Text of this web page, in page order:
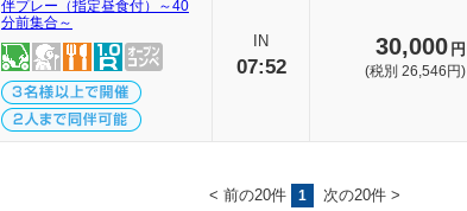
伴プレー（指定昼食付）～40
分前集合～
IN
07:52
30,000円
(税別 26,546円)
< 前の20件 1 次の20件 >